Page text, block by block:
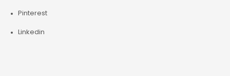
Pinterest
Linkedin